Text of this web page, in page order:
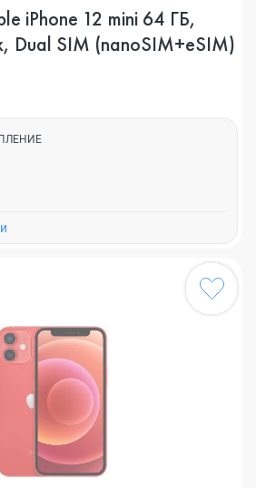
iPhone 12 mini 64 ГБ,
Dual SIM (nanoSIM+eSIM)